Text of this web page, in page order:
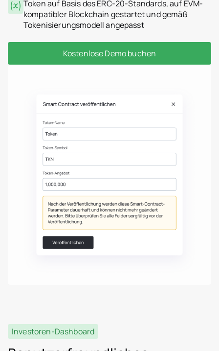
Token auf Basis des ERC-20-Standards, auf EVM-
kompatibler Blockchain gestartet und gemäß
Tokenisierungsmodell angepasst
Kostenlose Demo buchen
Investoren-Dashboard